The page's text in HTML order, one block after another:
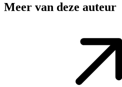
Meer van deze auteur